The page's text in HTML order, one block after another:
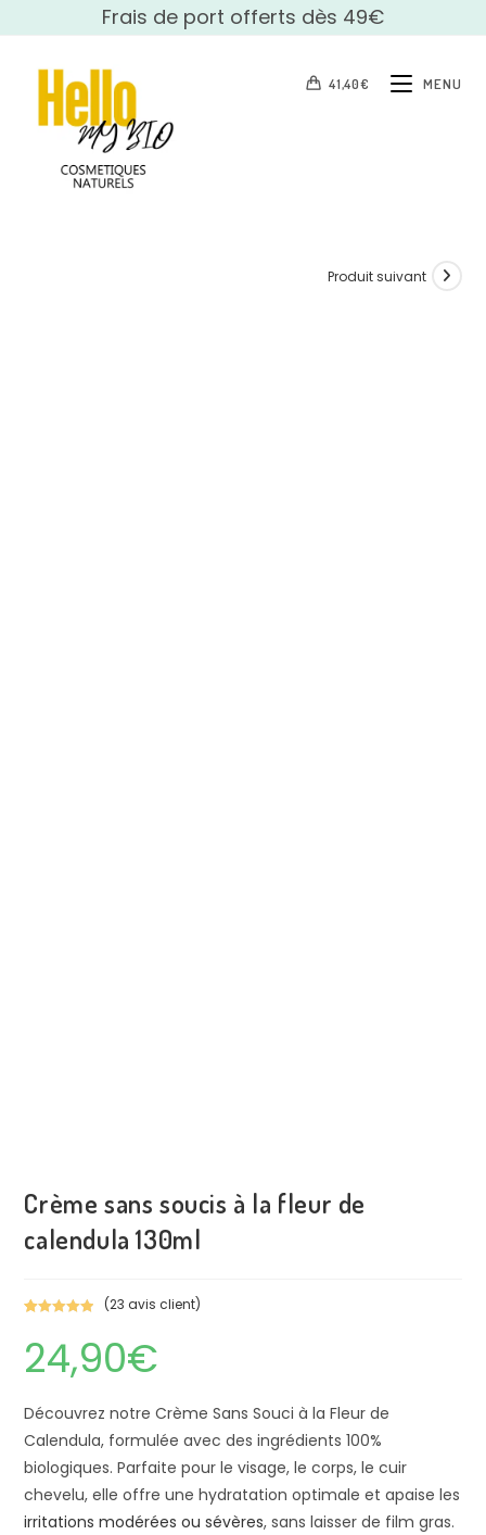
to
content
Frais de port offerts dès 49€
41,40€ MENU
Produit suivant
Crème sans soucis à la fleur de
calendula 130ml
sur 5
basé sur
client
(23 avis client)
24,90€
Découvrez notre Crème Sans Souci à la Fleur de
Calendula, formulée avec des ingrédients 100%
biologiques. Parfaite pour le visage, le corps, le cuir
chevelu, elle offre une hydratation optimale et apaise les
irritations modérées ou sévères, sans laisser de film gras.